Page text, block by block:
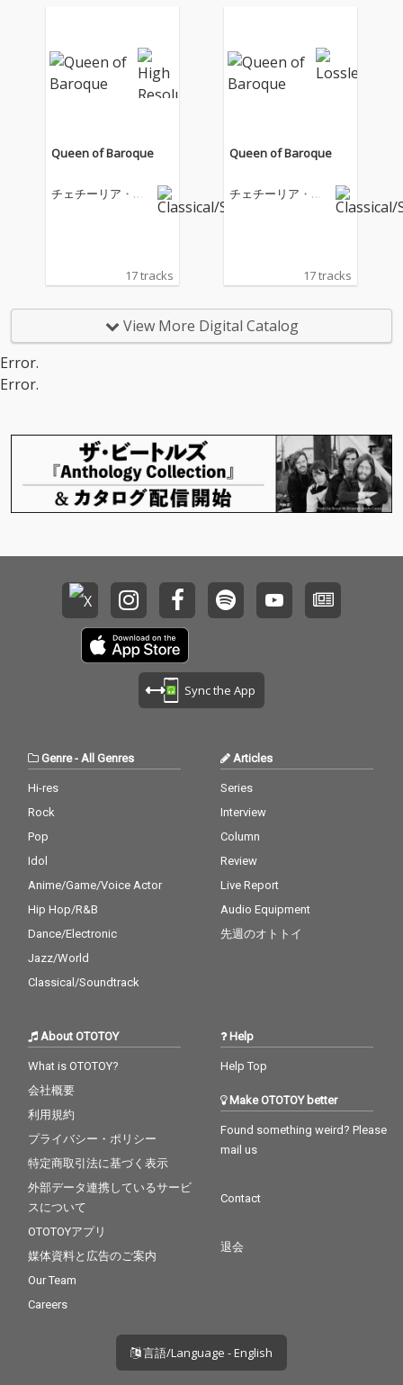
Queen of Baroque
チェチーリア・バ
17 tracks
Queen of Baroque
チェチーリア・バ
17 tracks
View More Digital Catalog
Error.
Error.
Sync the App
Genre- All Genres
Hi-res
Rock
Pop
Idol
Anime/Game/Voice Actor
Hip Hop/R&B
Dance/Electronic
Jazz/World
Classical/Soundtrack
Articles
Series
Interview
Column
Review
Live Report
Audio Equipment
先週のオトトイ
About OTOTOY
What is OTOTOY?
会社概要
利用規約
プライバシー・ポリシー
特定商取引法に基づく表示
外部データ連携しているサービ
スについて
OTOTOYアプリ
媒体資料と広告のご案内
Our Team
Careers
Help
Help Top
Make OTOTOY better
Found something weird? Please
mail us
Contact
退会
言語/Language - English